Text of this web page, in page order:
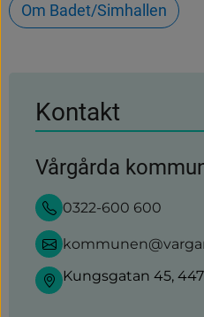
Om Badet/Simhallen
Kontakt
Vårgårda
0322-600 600
Kungsgatan 45,